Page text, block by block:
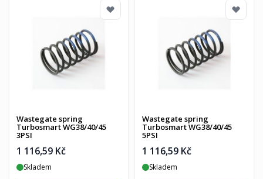
Wastegate spring
Turbosmart WG38/40/45
3PSI
1 116,59 Kč
Skladem
Wastegate spring
Turbosmart WG38/40/45
5PSI
1 116,59 Kč
Skladem